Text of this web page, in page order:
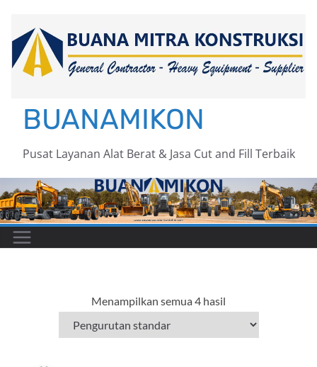
content
BUANAMIKON
Pusat Layanan Alat Berat & Jasa Cut and Fill Terbaik
Menampilkan semua 4 hasil